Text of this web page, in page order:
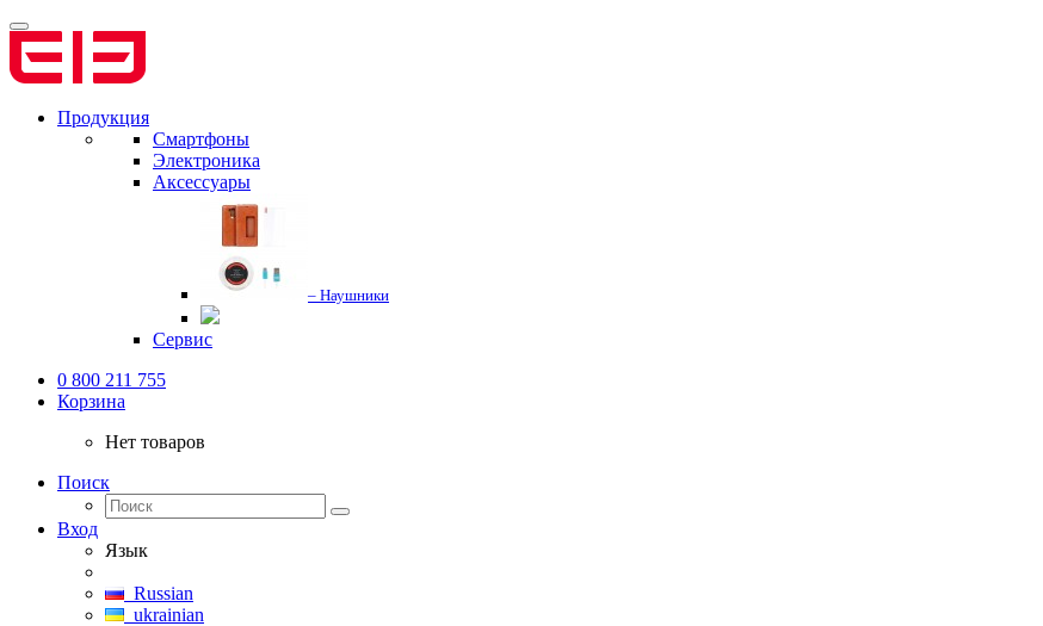
Продукция
Смартфоны
Электроника
Аксессуары
– Наушники
Сервис
0 800 211 755
Корзина
Нет товаров
Поиск
Вход
Язык
Russian
ukrainian